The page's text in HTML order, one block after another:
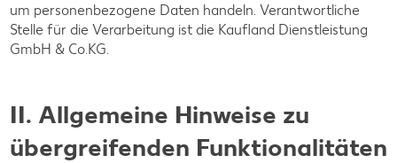
um personenbezogene Daten handeln. Verantwortliche
Stelle für die Verarbeitung ist die Kaufland Dienstleistung
GmbH & Co.KG.
II. Allgemeine Hinweise zu
übergreifenden Funktionalitäten